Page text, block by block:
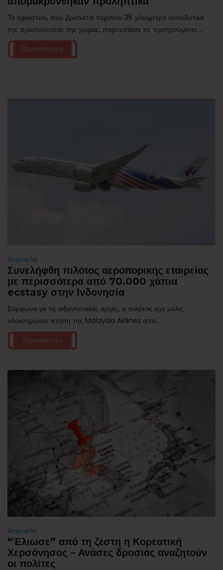
Το ηφαίστειο, που βρίσκεται περίπου 35 χιλιόμετρα νοτιοδυτικά
της πρωτεύουσας της χώρας, παρουσίασε τις προηγούμενες...
Περισσότερα
Δημοφιλή
Συνελήφθη πιλότος αεροπορικής εταιρείας
με περισσότερα από 70.000 χάπια
ecstasy στην Ινδονησία
Σύμφωνα με τις ινδονησιακές αρχές, ο πιλότος είχε μόλις
ολοκληρώσει πτήση της Malaysia Airlines από...
Περισσότερα
Δημοφιλή
“Έλιωσε” από τη ζέστη η Κορεατική
Χερσόνησος – Ανάσες δροσιάς αναζητούν
οι πολίτες